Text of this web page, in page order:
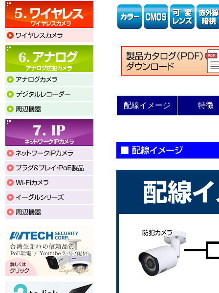
配線イメージ 特徴